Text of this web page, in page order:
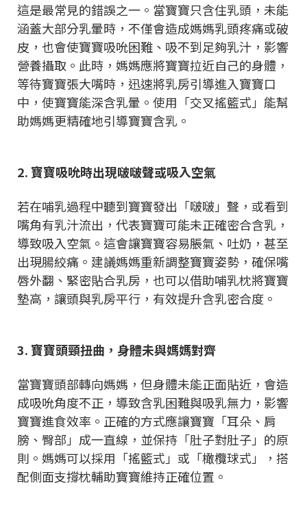
這是最常見的錯誤之一。當寶寶只含住乳頭，未能
涵蓋大部分乳暈時，不僅會造成媽媽乳頭疼痛或破
皮，也會使寶寶吸吮困難、吸不到足夠乳汁，影響
營養攝取。此時，媽媽應將寶寶拉近自己的身體，
等待寶寶張大嘴時，迅速將乳房引導進入寶寶口
中，使寶寶能深含乳暈。使用「交叉搖籃式」能幫
助媽媽更精確地引導寶寶含乳。
2. 寶寶吸吮時出現啵啵聲或吸入空氣
若在哺乳過程中聽到寶寶發出「啵啵」聲，或看到
嘴角有乳汁流出，代表寶寶可能未正確密合含乳，
導致吸入空氣。這會讓寶寶容易脹氣、吐奶，甚至
出現腸絞痛。建議媽媽重新調整寶寶姿勢，確保嘴
唇外翻、緊密貼合乳房，也可以借助哺乳枕將寶寶
墊高，讓頭與乳房平行，有效提升含乳密合度。
3. 寶寶頭頸扭曲，身體未與媽媽對齊
當寶寶頭部轉向媽媽，但身體未能正面貼近，會造
成吸吮角度不正，導致含乳困難與吸乳無力，影響
寶寶進食效率。正確的方式應讓寶寶「耳朵、肩
膀、臀部」成一直線，並保持「肚子對肚子」的原
則。媽媽可以採用「搖籃式」或「橄欖球式」，搭
配側面支撐枕輔助寶寶維持正確位置。